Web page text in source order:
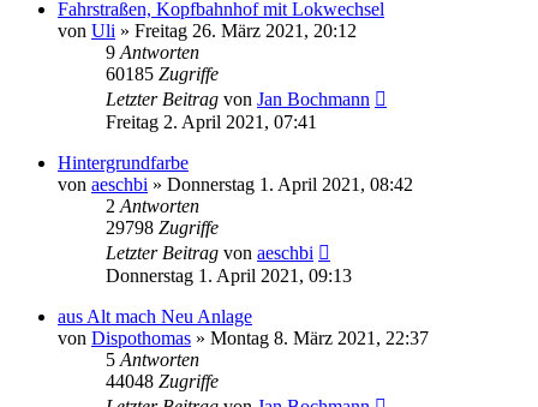
Fahrstraßen, Kopfbahnhof mit Lokwechsel
von Uli » Freitag 26. März 2021, 20:12
9 Antworten
60185 Zugriffe
Letzter Beitrag von Jan Bochmann
Freitag 2. April 2021, 07:41
Hintergrundfarbe
von aeschbi » Donnerstag 1. April 2021, 08:42
2 Antworten
29798 Zugriffe
Letzter Beitrag von aeschbi
Donnerstag 1. April 2021, 09:13
aus Alt mach Neu Anlage
von Dispothomas » Montag 8. März 2021, 22:37
5 Antworten
44048 Zugriffe